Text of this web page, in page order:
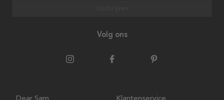
Volg ons
Dear Sam Klantenservice